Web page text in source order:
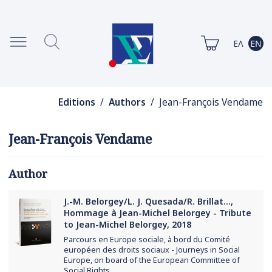
Editions / Authors / Jean-François Vendame
Jean-François Vendame
Author
J.-M. Belorgey/L. J. Quesada/R. Brillat...,
Hommage à Jean-Michel Belorgey - Tribute
to Jean-Michel Belorgey, 2018
Parcours en Europe sociale, à bord du Comité
européen des droits sociaux - Journeys in Social
Europe, on board of the European Committee of